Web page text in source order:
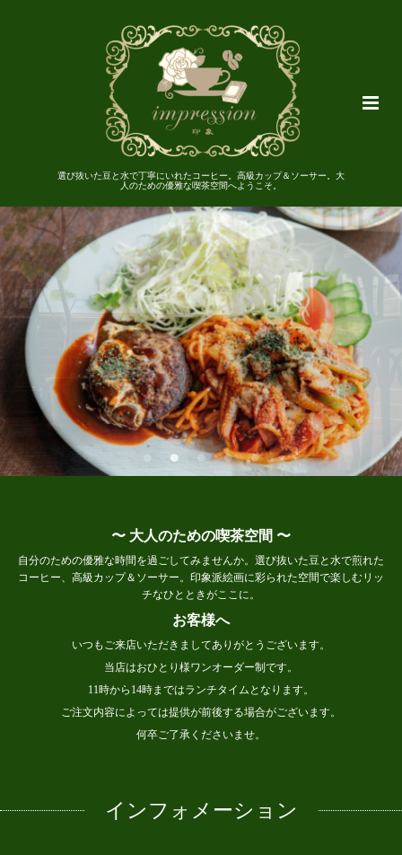
選び抜いた豆と水で丁寧にいれたコーヒー。高級カップ＆ソーサー。大
人のための優雅な喫茶空間へようこそ。
〜 大人のための喫茶空間 〜
自分のための優雅な時間を過ごしてみませんか。選び抜いた豆と水で煎れた
コーヒー、高級カップ＆ソーサー。印象派絵画に彩られた空間で楽しむリッ
チなひとときがここに。
お客様へ
いつもご来店いただきましてありがとうございます。
当店はおひとり様ワンオーダー制です。
11時から14時まではランチタイムとなります。
ご注文内容によっては提供が前後する場合がございます。
何卒ご了承くださいませ。
インフォメーション